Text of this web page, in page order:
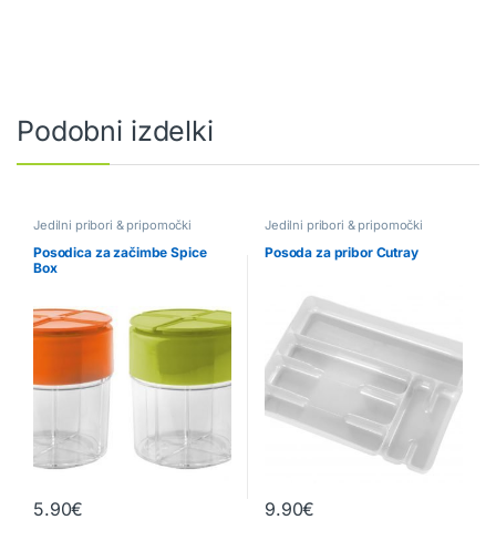
Podobni izdelki
Jedilni pribori & pripomočki
Posodica za začimbe Spice
Box
5.90€
Jedilni pribori & pripomočki
Posoda za pribor Cutray
9.90€